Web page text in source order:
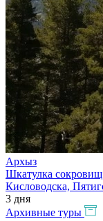
Архыз
Шкатулка
Кисловодска,
3 дня
Архивные туры